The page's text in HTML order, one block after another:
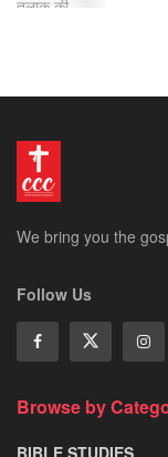
We bring you the
Follow Us
Browse by
BIBLE STUDIES